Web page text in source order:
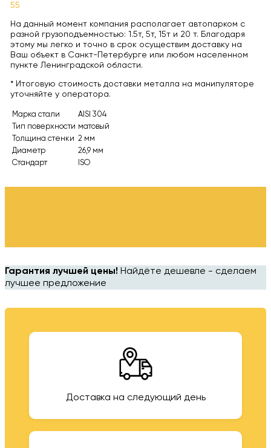
55
На данный момент компания располагает автопарком с
разной грузоподъемностью: 1.5т, 5т, 15т и 20 т. Благодаря
этому мы легко и точно в срок осуществим доставку на
Ваш объект в Санкт-Петербурге или любом населенном
пункте Ленинградской области.
* Итоговую стоимость доставки металла на манипуляторе
уточняйте у оператора.
Марка стали
AISI 304
Тип поверхности матовый
Толщина стенки 2 мм
Диаметр
26,9 мм
Стандарт
ISO
Гарантия лучшей цены! Найдёте дешевле - сделаем
лучшее предложение
Доставка на следующий день